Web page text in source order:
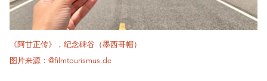
《阿甘正传》，纪念碑谷（墨西哥帽）
图片来源：@filmtourismus.de